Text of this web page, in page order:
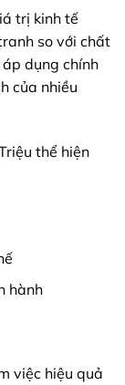
trị kinh tế
so với chất
dụng chính
của nhiều
thể hiện
hành
việc hiệu quả